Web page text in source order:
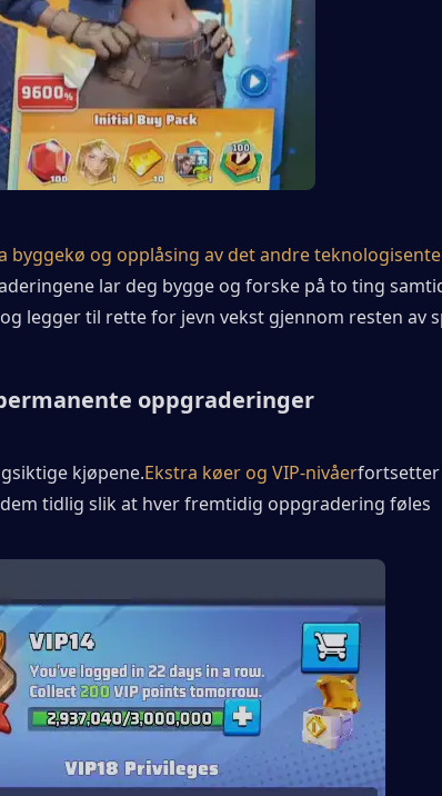
byggekø og opplåsing av det andre
lar deg bygge og forske på to ting
legger til rette for jevn vekst gjennom resten av
oppgraderinger
kjøpene.Ekstra køer og VIP-nivåerfortsetter
tidlig slik at hver fremtidig oppgradering føles